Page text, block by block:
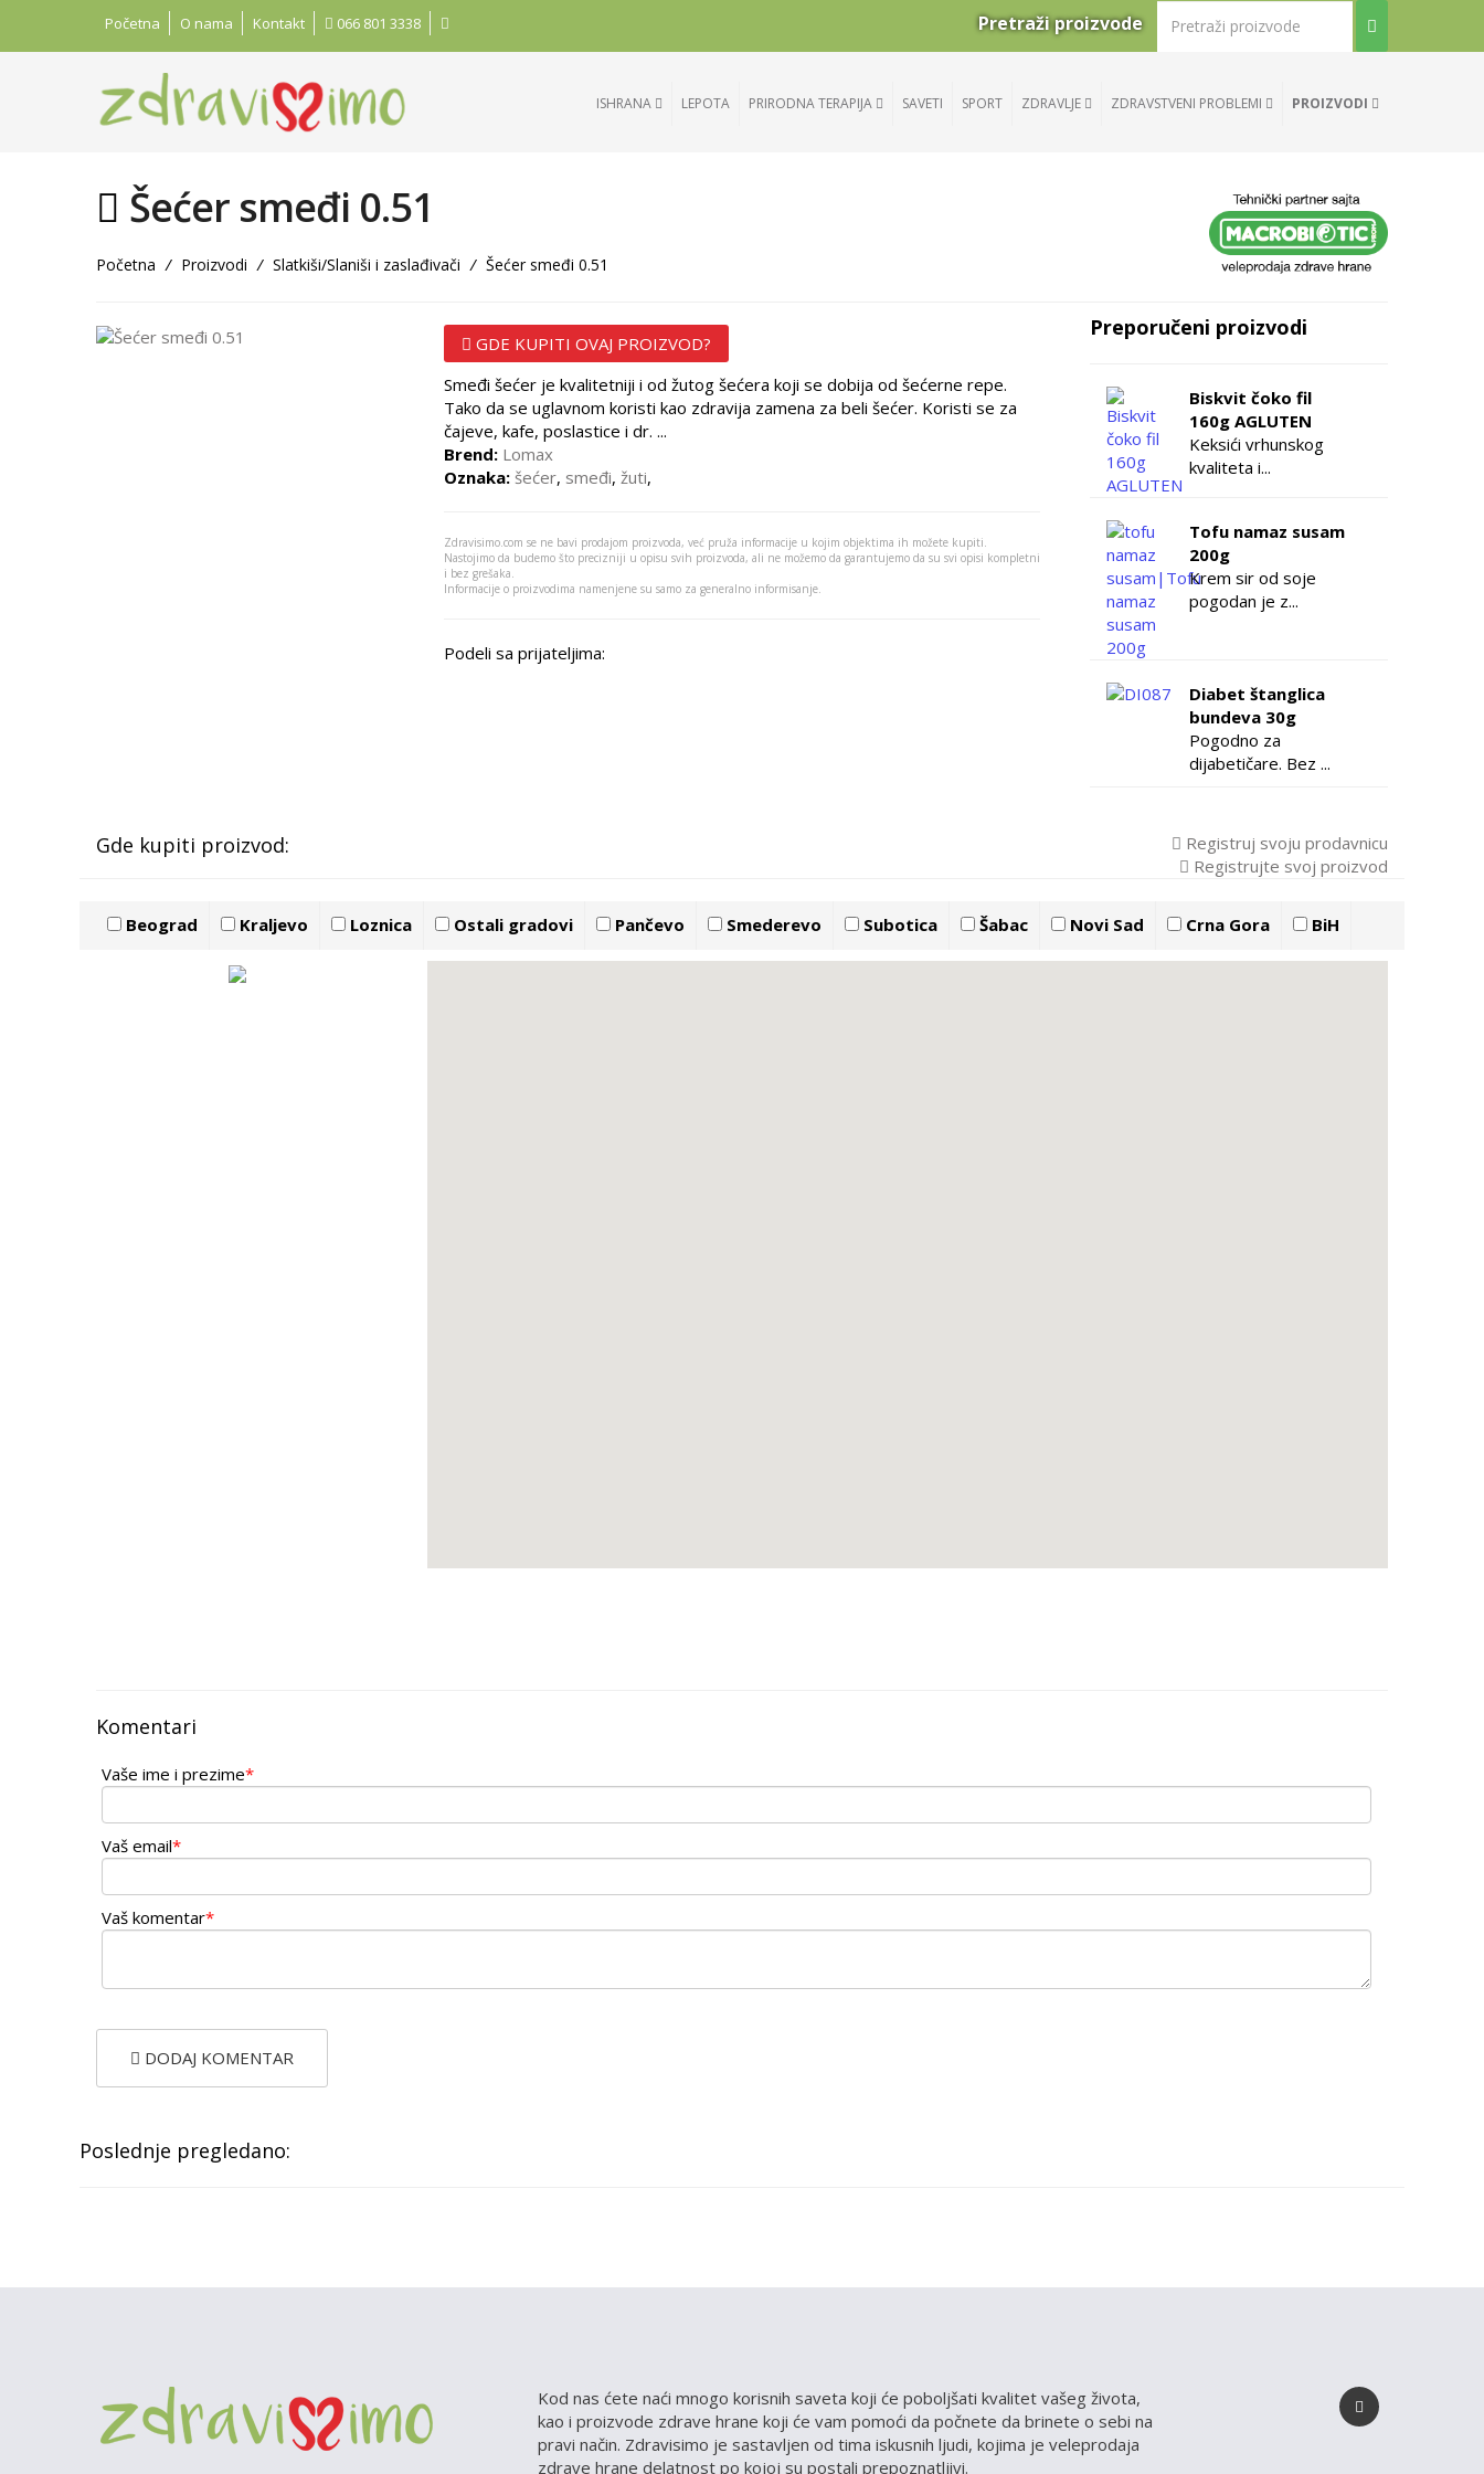
Početna O nama Kontakt 066 801 3338 Pretraži proizvode
ISHRANA LEPOTA PRIRODNA TERAPIJA SAVETI SPORT ZDRAVLJE ZDRAVSTVENI PROBLEMI PROIZVODI
Šećer smeđi 0.51
Početna / Proizvodi / Slatkiši/Slaniši i zaslađivači / Šećer smeđi 0.51
GDE KUPITI OVAJ PROIZVOD?
Smeđi šećer je kvalitetniji i od žutog šećera koji se dobija od šećerne repe.
Tako da se uglavnom koristi kao zdravija zamena za beli šećer. Koristi se za
čajeve, kafe, poslastice i dr. ...
Brend: Lomax
Oznaka: šećer, smeđi, žuti,
Zdravisimo.com se ne bavi prodajom proizvoda, već pruža informacije u kojim objektima ih možete kupiti.
Nastojimo da budemo što precizniji u opisu svih proizvoda, ali ne možemo da garantujemo da su svi opisi kompletni
i bez grešaka.
Informacije o proizvodima namenjene su samo za generalno informisanje.
Podeli sa prijateljima:
Preporučeni proizvodi
Biskvit čoko fil
160g AGLUTEN
Keksići vrhunskog
kvaliteta i...
Tofu namaz susam
200g
Krem sir od soje
pogodan je z...
Diabet štanglica
bundeva 30g
Pogodno za
dijabetičare. Bez ...
Gde kupiti proizvod:
Registruj svoju prodavnicu
Registrujte svoj proizvod
Beograd Kraljevo Loznica Ostali gradovi Pančevo Smederevo Subotica Šabac Novi Sad Crna Gora BiH
Komentari
Vaše ime i prezime*
Vaš email*
Vaš komentar*
DODAJ KOMENTAR
Poslednje pregledano:
Kod nas ćete naći mnogo korisnih saveta koji će poboljšati kvalitet vašeg života,
kao i proizvode zdrave hrane koji će vam pomoći da počnete da brinete o sebi na
pravi način. Zdravisimo je sastavljen od tima iskusnih ljudi, kojima je veleprodaja
zdrave hrane delatnost po kojoj su postali prepoznatljivi.